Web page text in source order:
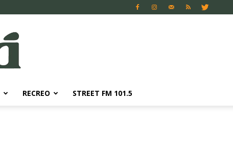
RECREO STREET FM 101.5